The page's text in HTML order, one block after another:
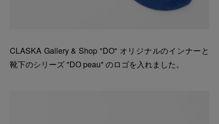
CLASKA Gallery & Shop "DO" オリジナルのインナーと
靴下のシリーズ "DO peau" のロゴを入れました。